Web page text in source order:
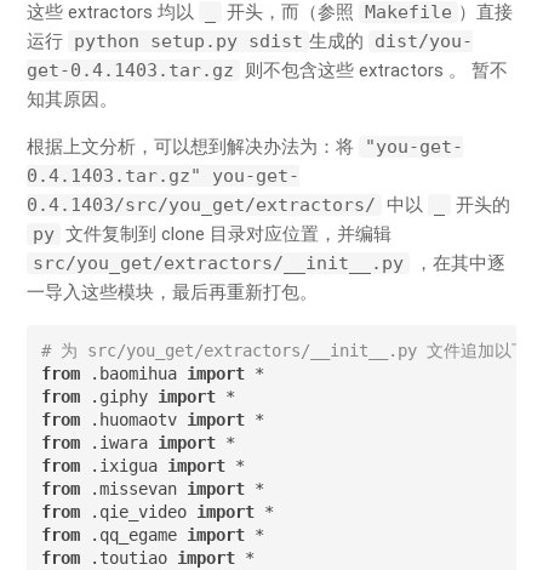
这些 extractors 均以 开头，而（参照 Makefile ）直接
运行 python setup.py sdist 生成的
dist/you-
get-0.4.1403.tar.gz
则不包含这些 extractors 。 暂不
知其原因。
根据上文分析，可以想到解决办法为：将
"you-get-
0.4.1403.tar.gz" you-get-
0.4.1403/src/you_get/extractors/ 中以
开头的
py 文件复制到 clone 目录对应位置，并编辑
src/you_get/extractors/__init__.py
，在其中逐
一导入这些模块，最后再重新打包。
# 为 src/you_get/extractors/__init__.py 文件追加以下
from .baomihua import
from .giphy import
from .huomaotv import
from .iwara import
from .ixigua import
from .missevan import
from .qie_video import
from .qq_egame import
from .toutiao import